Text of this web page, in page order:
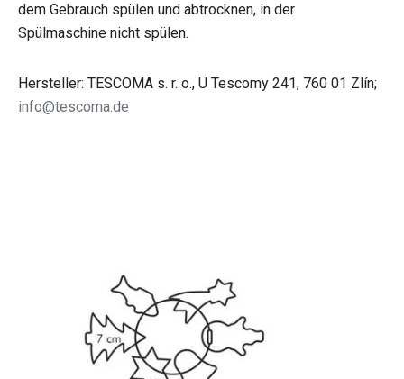
dem Gebrauch spülen und abtrocknen, in der
Spülmaschine nicht spülen.
Hersteller: TESCOMA s. r. o., U Tescomy 241, 760 01 Zlín;
info@tescoma.de